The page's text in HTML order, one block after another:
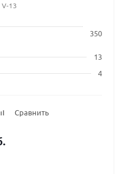
V-13
350
13
4
Сравнить